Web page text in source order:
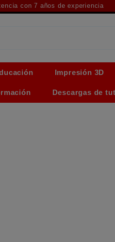
con 7 años de experiencia
Impresión 3D
Descargas de